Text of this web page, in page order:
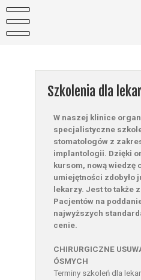
Szkolenia dla
W naszej klinice
specjalistyczne
stomatologów z
implantologii. Dzięki
kursom, nową wiedzę
umiejętności zdobyło
lekarzy. Jest to także
Pacjentów na
najwyższych
cenie.
CHIRURGICZNE
ÓSMYCH
Terminy szkoleń dla